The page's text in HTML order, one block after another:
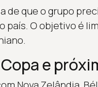
de que o grupo
país. O objetivo é
e